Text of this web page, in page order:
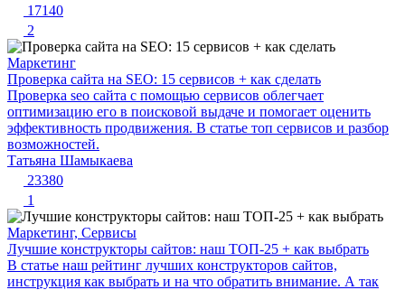
17140
2
Маркетинг
Проверка сайта на SEO: 15 сервисов + как сделать
Проверка seo сайта с помощью сервисов облегчает
оптимизацию его в поисковой выдаче и помогает оценить
эффективность продвижения. В статье топ сервисов и разбор
возможностей.
Татьяна Шамыкаева
23380
1
Маркетинг, Сервисы
Лучшие конструкторы сайтов: наш ТОП-25 + как выбрать
В статье наш рейтинг лучших конструкторов сайтов,
инструкция как выбрать и на что обратить внимание. А так